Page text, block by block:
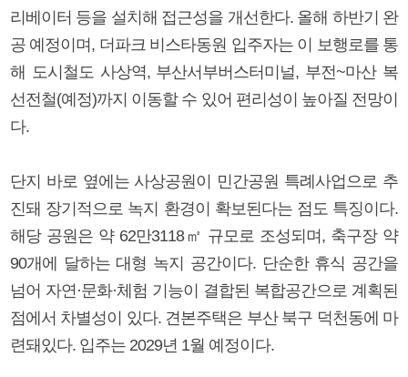
리베이터 등을 설치해 접근성을 개선한다. 올해 하반기 완
공 예정이며, 더파크 비스타동원 입주자는 이 보행로를 통
해 도시철도 사상역, 부산서부버스터미널, 부전~마산 복
선전철(예정)까지 이동할 수 있어 편리성이 높아질 전망이
다.
단지 바로 옆에는 사상공원이 민간공원 특례사업으로 추
진돼 장기적으로 녹지 환경이 확보된다는 점도 특징이다.
해당 공원은 약 62만3118㎡ 규모로 조성되며, 축구장 약
90개에 달하는 대형 녹지 공간이다. 단순한 휴식 공간을
넘어 자연·문화·체험 기능이 결합된 복합공간으로 계획된
점에서 차별성이 있다. 견본주택은 부산 북구 덕천동에 마
련돼있다. 입주는 2029년 1월 예정이다.